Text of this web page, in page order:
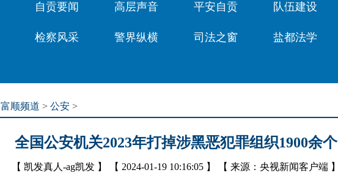
自贡要闻 高层声音 平安自贡 队伍建设
检察风采 警界纵横 司法之窗 盐都法学
富顺频道 > 公安 >
全国公安机关2023年打掉涉黑恶犯罪组织1900余个
【 凯发真人-ag凯发 】 【 2024-01-19 10:16:05 】 【 来源：央视新闻客户端 】